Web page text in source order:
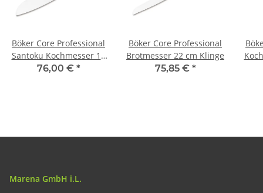
Böker Core Professional
Santoku Kochmesser 16
cm Klinge
76,00 € *
Böker Core Professional
Brotmesser 22 cm Klinge
75,85 € *
Marena GmbH i.L.